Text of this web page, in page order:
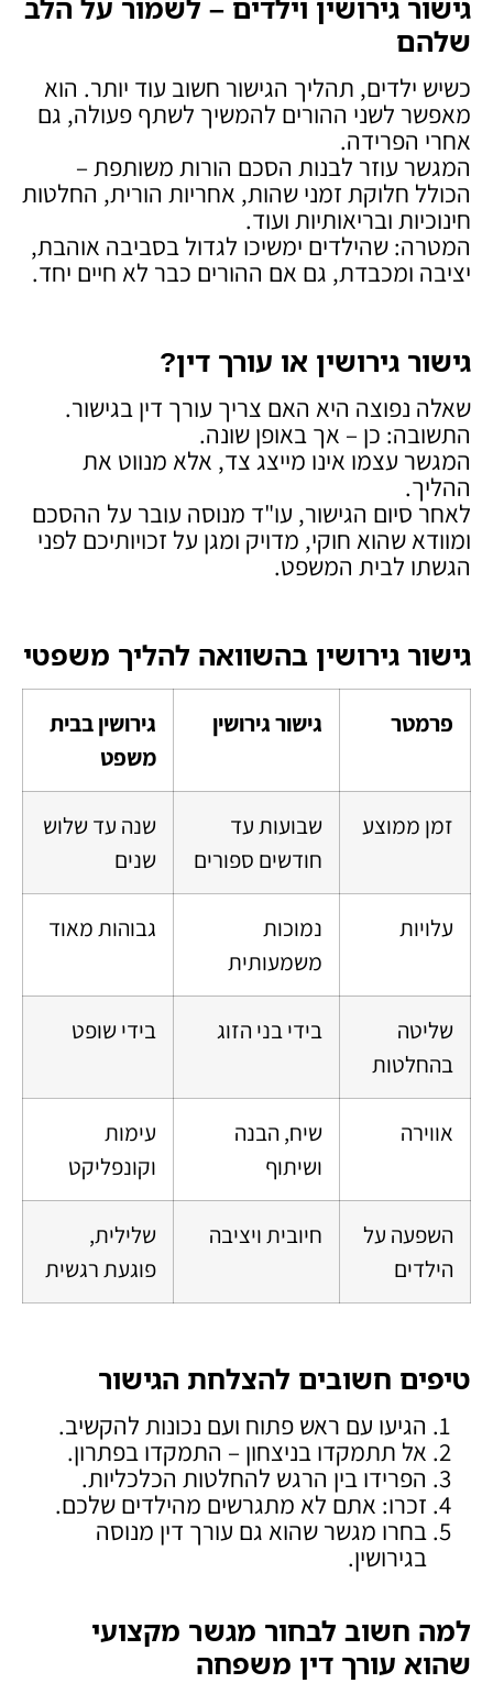
גישור גירושין וילדים – לשמור על הלב
שלהם
כשיש ילדים, תהליך הגישור חשוב עוד יותר. הוא
מאפשר לשני ההורים להמשיך לשתף פעולה, גם
אחרי הפרידה.
המגשר עוזר לבנות הסכם הורות משותפת –
הכולל חלוקת זמני שהות, אחריות הורית, החלטות
חינוכיות ובריאותיות ועוד.
המטרה: שהילדים ימשיכו לגדול בסביבה אוהבת,
יציבה ומכבדת, גם אם ההורים כבר לא חיים יחד.
גישור גירושין או עורך דין?
שאלה נפוצה היא האם צריך עורך דין בגישור.
התשובה: כן – אך באופן שונה.
המגשר עצמו אינו מייצג צד, אלא מנווט את
ההליך.
לאחר סיום הגישור, עו"ד מנוסה עובר על ההסכם
ומוודא שהוא חוקי, מדויק ומגן על זכויותיכם לפני
הגשתו לבית המשפט.
גישור גירושין בהשוואה להליך משפטי
פרמטר גישור גירושין
גירושין בבית
משפט
זמן ממוצע
שבועות עד
חודשים ספורים
שנה עד שלוש
שנים
עלויות
נמוכות
משמעותית
גבוהות מאוד
שליטה
בהחלטות
בידי בני הזוג בידי שופט
אווירה
שיח, הבנה
ושיתוף
עימות
וקונפליקט
השפעה על
הילדים
חיובית ויציבה
שלילית,
פוגעת רגשית
טיפים חשובים להצלחת הגישור
הגיעו עם ראש פתוח ועם נכונות להקשיב.
אל תתמקדו בניצחון – התמקדו בפתרון.
הפרידו בין הרגש להחלטות הכלכליות.
זכרו: אתם לא מתגרשים מהילדים שלכם.
בחרו מגשר שהוא גם עורך דין מנוסה
בגירושין.
למה חשוב לבחור מגשר מקצועי
שהוא עורך דין משפחה